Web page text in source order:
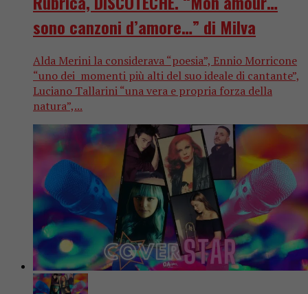
sono canzoni d’amore…” di Milva
Alda Merini la considerava “poesia”, Ennio Morricone
“uno dei momenti più alti del suo ideale di cantante”,
Luciano Tallarini “una vera e propria forza della
natura”,...